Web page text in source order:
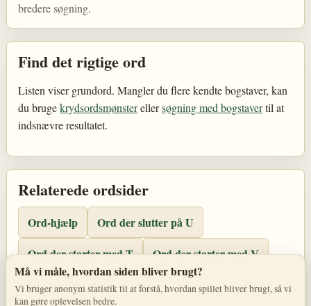
Må vi måle, hvordan siden bliver brugt?
Vi bruger anonym statistik til at forstå, hvordan spillet bliver brugt, så vi
kan gøre oplevelsen bedre.
bredere søgning.
Find det rigtige ord
Listen viser grundord. Mangler du flere kendte bogstaver, kan
du brugekrydsordsmønsterellersøgning med bogstavertil at
indsnævre resultatet.
Relaterede ordsider
Ord-hjælp
Ord der slutter på U
Ord der starter med T
Ord der starter med V
Søg med bogstaver